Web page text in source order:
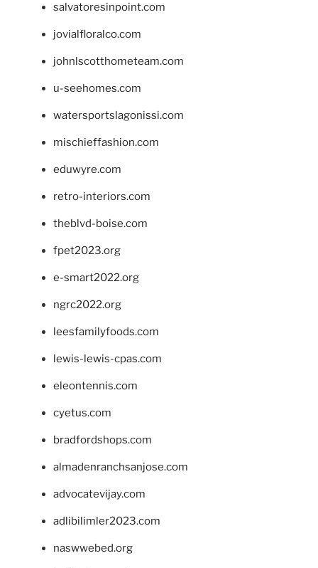
salvatoresinpoint.com
jovialfloralco.com
johnlscotthometeam.com
u-seehomes.com
watersportslagonissi.com
mischieffashion.com
eduwyre.com
retro-interiors.com
theblvd-boise.com
fpet2023.org
e-smart2022.org
ngrc2022.org
leesfamilyfoods.com
lewis-lewis-cpas.com
eleontennis.com
cyetus.com
bradfordshops.com
almadenranchsanjose.com
advocatevijay.com
adlibilimler2023.com
naswwebed.org